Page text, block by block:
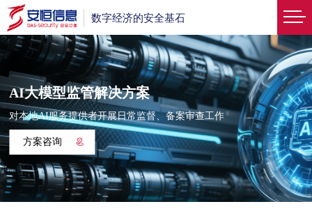
数字经济的安全基石
AI大模型监管解决方案
对本地AI服务提供者开展日常监督、备案审查工作
方案咨询